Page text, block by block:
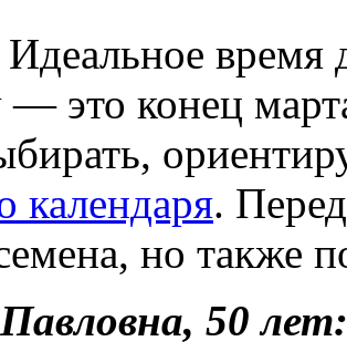
Идеальное время
— это конец
календаря.
но также
50 лет: